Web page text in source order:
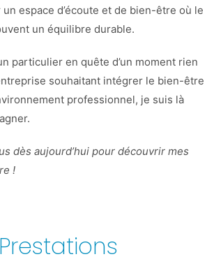
espace d’écoute et de bien-être où le
un équilibre durable.
particulier en quête d’un moment rien
souhaitant intégrer le bien-être
professionnel, je suis là
dès aujourd’hui pour découvrir mes
!
Prestations